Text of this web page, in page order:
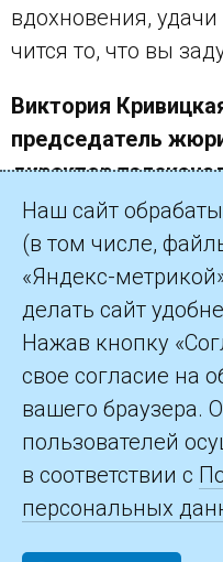
вдохновения,
чится то, что вы
Виктория
председатель
директор
©2026 ПАО «Газпром»
Контакты
Наш сайт
(в том числе,
«Яндекс-
делать сайт
Нажав кнопку
свое согласие на
вашего браузера.
пользователей
в соответствии с
персональных